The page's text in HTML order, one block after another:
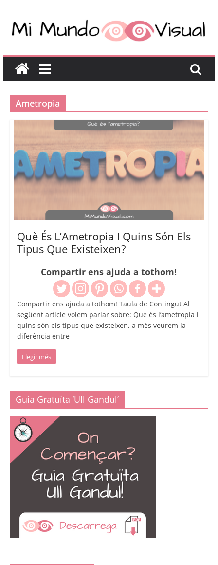
Ametropia
Què És L’Ametropia I Quins Són Els
Tipus Que Existeixen?
Compartir ens ajuda a tothom!
Compartir ens ajuda a tothom! Taula de Contingut Al
següent article volem parlar sobre: Què és l’ametropia i
quins són els tipus que existeixen, a més veurem la
diferència entre
Llegir més
Guia Gratuïta ‘Ull Gandul’